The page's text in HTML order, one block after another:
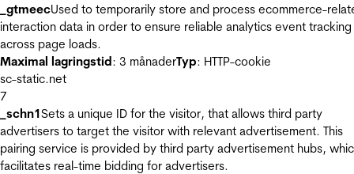
_gtmeecUsed to temporarily store and process ecommerce-
interaction data in order to ensure reliable analytics event tracking
across page loads.
Maximal lagringstid: 3 månaderTyp: HTTP-cookie
sc-static.net
7
_schn1Sets a unique ID for the visitor, that allows third party
advertisers to target the visitor with relevant advertisement. This
pairing service is provided by third party advertisement hubs,
facilitates real-time bidding for advertisers.